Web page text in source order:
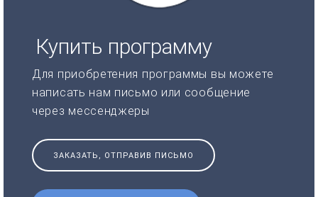
Купить программу
Для приобретения программы вы можете
написать нам письмо или сообщение
через мессенджеры
ЗАКАЗАТЬ, ОТПРАВИВ ПИСЬМО